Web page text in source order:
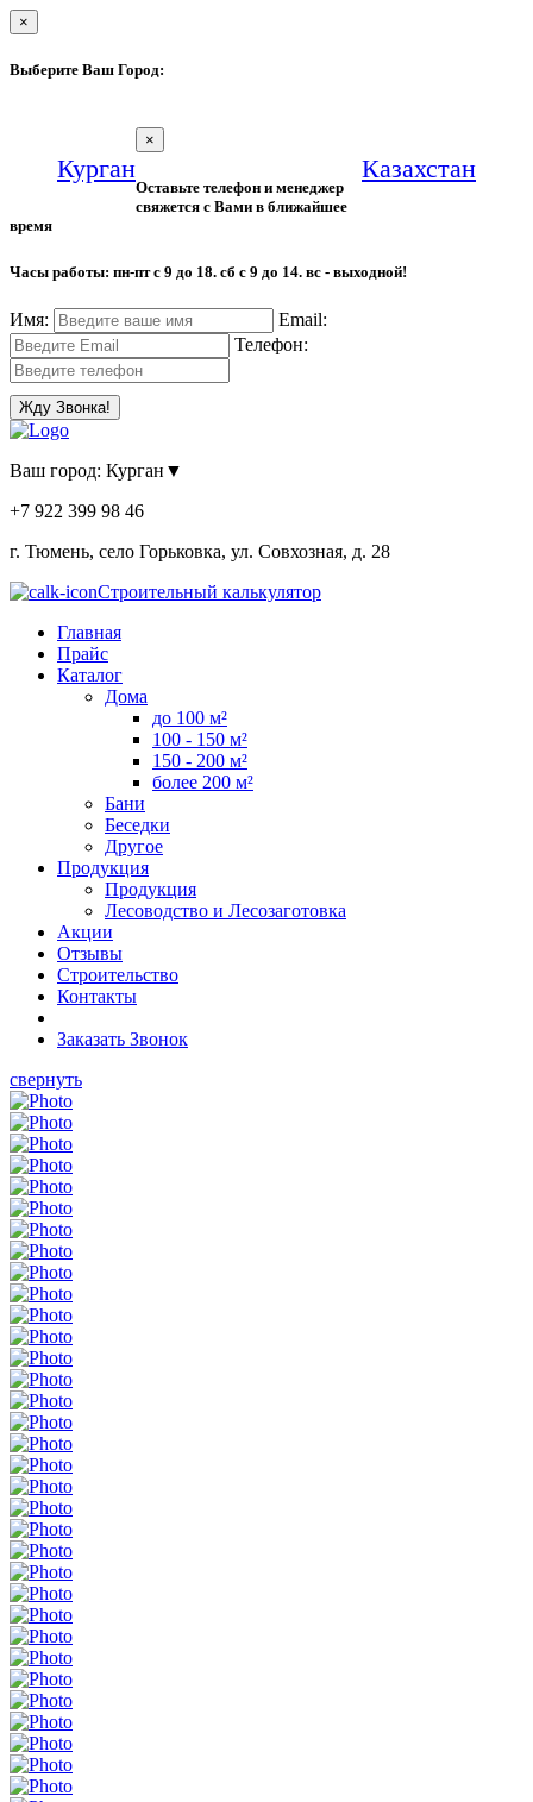
×
Выберите Ваш Город:
Курган Казахстан
×
Оставьте телефон и менеджер
свяжется с Вами в ближайшее
время
Часы работы: пн-пт с 9 до 18. сб с 9 до 14. вс - выходной!
Имя:
Email:
Телефон:
Жду Звонка!
Ваш город: Курган ▼
+7 922 399 98 46
г. Тюмень, село Горьковка, ул. Совхозная, д. 28
Строительный калькулятор
Главная
Прайс
Каталог
Дома
до 100 м²
100 - 150 м²
150 - 200 м²
более 200 м²
Бани
Беседки
Другое
Продукция
Продукция
Лесоводство и Лесозаготовка
Акции
Отзывы
Строительство
Контакты
Заказать Звонок
свернуть